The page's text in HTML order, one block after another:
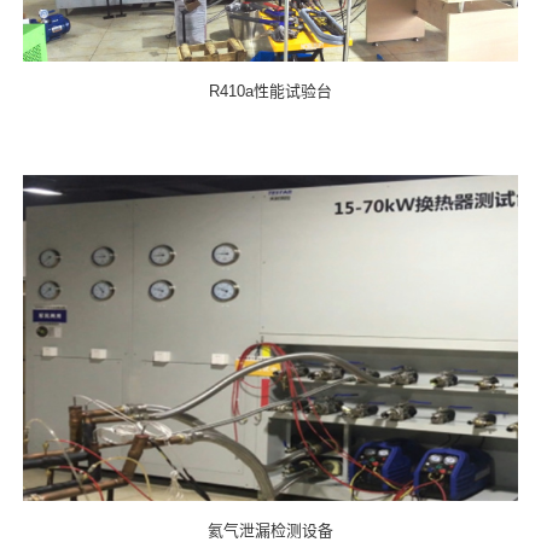
R410a性能试验台
氦气泄漏检测设备